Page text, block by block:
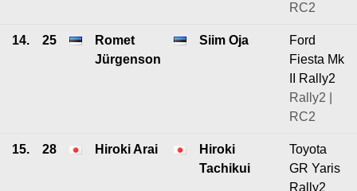
RC2
14. 25
Romet
Jürgenson
Siim Oja
Ford
Fiesta Mk
II Rally2
Rally2 |
RC2
15. 28 Hiroki Arai
Hiroki
Tachikui
Toyota
GR Yaris
Rally2